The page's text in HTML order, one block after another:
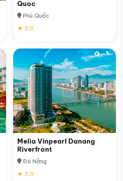
Quoc
Phú Quốc
★ 5.0
Melia Vinpearl Danang
Riverfront
Đà Nẵng
★ 5.0